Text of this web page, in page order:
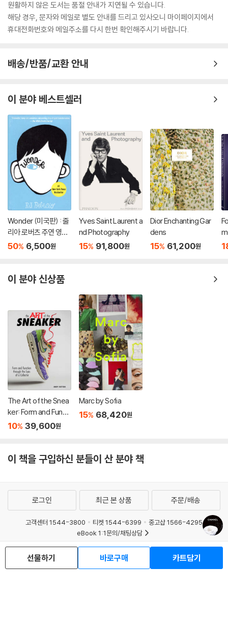
원활하지 않은 도서는 품절 안내가 지연될 수 있습니다.
해당 경우, 문자와 메일로 별도 안내를 드리고 있사오니 마이페이지에서
휴대전화번호와 메일주소를 다시 한번 확인해주시기 바랍니다.
배송/반품/교환 안내
이 분야 베스트셀러
Wonder (미국판) : 줄
리아 로버츠 주연 영화
'원더' 원작 소설
50% 6,500원
Yves Saint Laurent a
nd Photography
15% 91,800원
Dior Enchanting Gar
dens
15% 61,200원
이 분야 신상품
The Art of the Snea
ker: Form and Functi
on Through the Len
10% 39,600원
Marc by Sofia
15% 68,420원
이 책을 구입하신 분들이 산 분야 책
선물하기 바로구매 카트담기
로그인 최근 본 상품 주문/배송
고객센터 1544-3800 티켓 1544-6399
중고샵 1566-4295
eBook 1:1문의/채팅상담
예스이십사(주) 사업자 정보
이용약관
개인정보처리방침
청소년보호정책